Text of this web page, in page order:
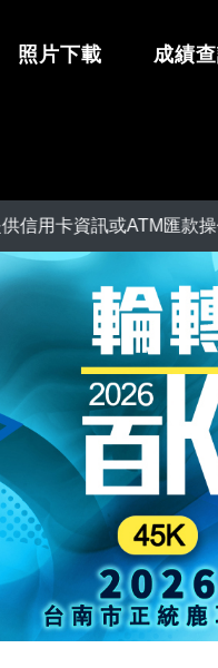
照片下載 成績
訊或ATM匯款操作退款